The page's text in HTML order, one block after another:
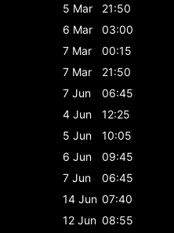
5 Mar
21:50
6 Mar
03:00
7 Mar
00:15
7 Mar
21:50
7 Jun
06:45
4 Jun
12:25
5 Jun
10:05
6 Jun
09:45
7 Jun
06:45
14 Jun 07:40
12 Jun 08:55